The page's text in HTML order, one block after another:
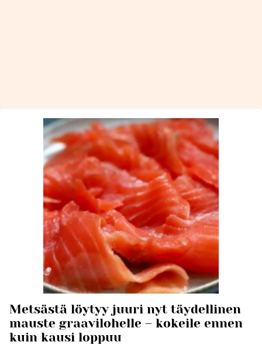
Metsästä löytyy juuri nyt täydellinen
mauste graavilohelle – kokeile ennen
kuin kausi loppuu